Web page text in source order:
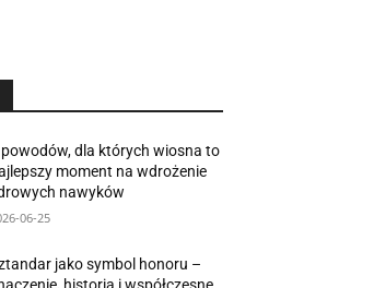
powodów, dla których wiosna to
moment na wdrożenie
nawyków
06-25
jako symbol honoru –